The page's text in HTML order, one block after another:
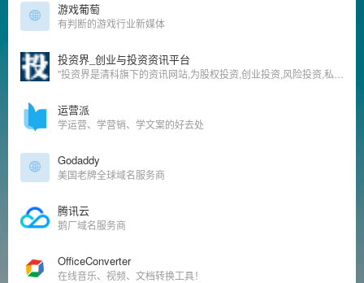
游戏葡萄
有判断的游戏行业新媒体
投资界_创业与投资资讯平台
运营派
学运营、学营销、学文案的好去处
Godaddy
美国老牌全球域名服务商
腾讯云
鹅厂域名服务商
OfficeConverter
在线音乐、视频、文档转换工具！